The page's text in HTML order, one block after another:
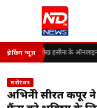
ब्रेकिंग न्यूज़ शेख हसीना के ऑनलाइन
मनोरंजन
अभिनेत्री सीरत